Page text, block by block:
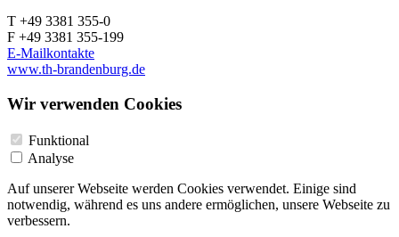
T +49 3381 355-0
F +49 3381 355-199
E-Mailkontakte
www.th-brandenburg.de
Wir verwenden Cookies
Funktional
Analyse
Auf unserer Webseite werden Cookies verwendet. Einige sind
notwendig, während es uns andere ermöglichen, unsere Webseite zu
verbessern.